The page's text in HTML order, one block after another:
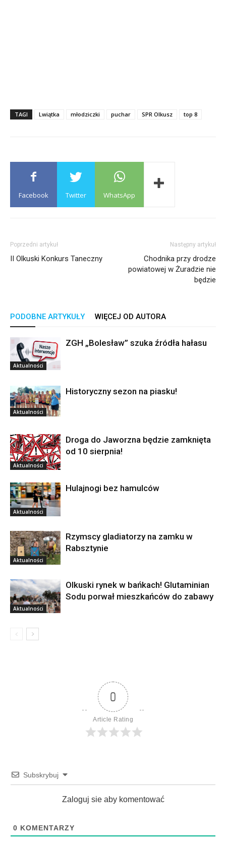
TAGI Lwiątka młodziczki puchar SPR Olkusz top 8
Facebook Twitter WhatsApp
Poprzedni artykuł
II Olkuski Konkurs Taneczny
Następny artykuł
Chodnika przy drodze
powiatowej w Żuradzie nie
będzie
PODOBNE ARTYKUŁY WIĘCEJ OD AUTORA
Aktualności
ZGH „Bolesław” szuka źródła hałasu
Aktualności
Historyczny sezon na piasku!
Aktualności
Droga do Jaworzna będzie zamknięta
od 10 sierpnia!
Aktualności
Hulajnogi bez hamulców
Aktualności
Rzymscy gladiatorzy na zamku w
Rabsztynie
Aktualności
Olkuski rynek w bańkach! Glutaminian
Sodu porwał mieszkańców do zabawy
0
Article Rating
Subskrybuj
Zaloguj sie aby komentować
0 KOMENTARZY